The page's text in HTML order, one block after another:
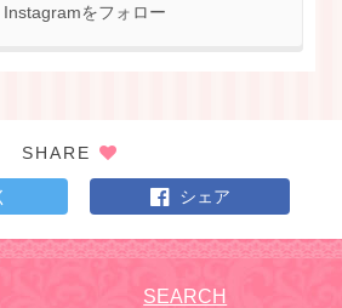
Instagramをフォロー
SHARE
シェア
SEARCH